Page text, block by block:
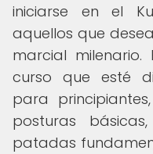
iniciarse en el
aquellos que
marcial
curso que esté
para
posturas
patadas